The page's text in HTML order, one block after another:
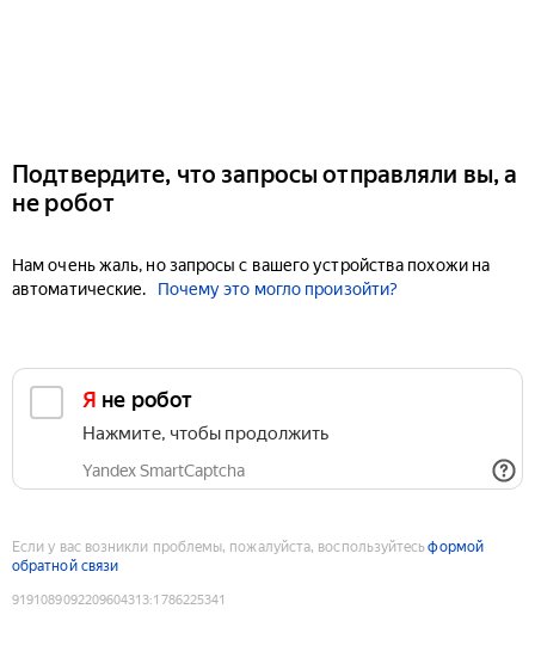
Подтвердите, что запросы отправляли вы, а
не робот
Нам очень жаль, но запросы с вашего устройства похожи на
автоматические.
Почему это могло произойти?
Я не робот
Нажмите, чтобы продолжить
Yandex SmartCaptcha
Если у вас возникли проблемы, пожалуйста, воспользуйтесьформой
обратной связи
9191089092209604313:1786225341